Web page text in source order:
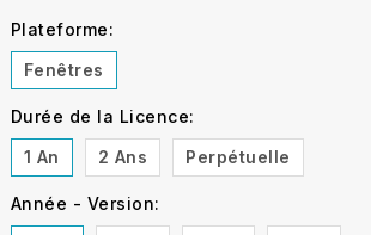
Plateforme:
Fenêtres
Durée de la Licence:
1 An
2 Ans Perpétuelle
Année - Version: